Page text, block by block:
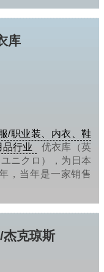
库
/职业装、内衣、鞋
行业
优衣库（英
ニクロ），为日本
，当年是一家销售
克琼斯